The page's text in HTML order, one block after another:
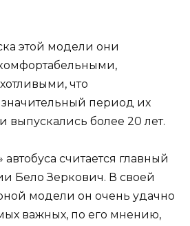
этой модели они
что
период их
выпускались более 20 лет.
считается главный
Бело Зеркович. В своей
модели он очень удачно
важных, по его мнению,